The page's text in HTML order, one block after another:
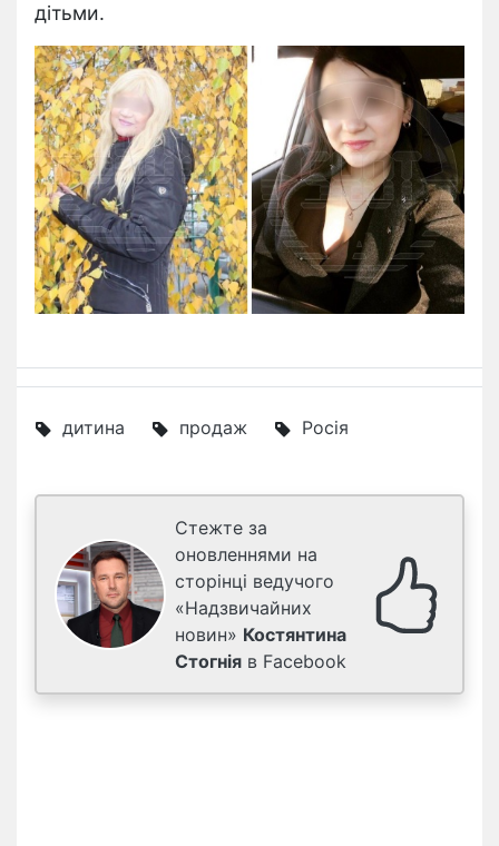
дітьми.
дитина продаж Росія
Стежте за
оновленнями на
сторінці ведучого
«Надзвичайних
новин» Костянтина
Стогнія в Facebook